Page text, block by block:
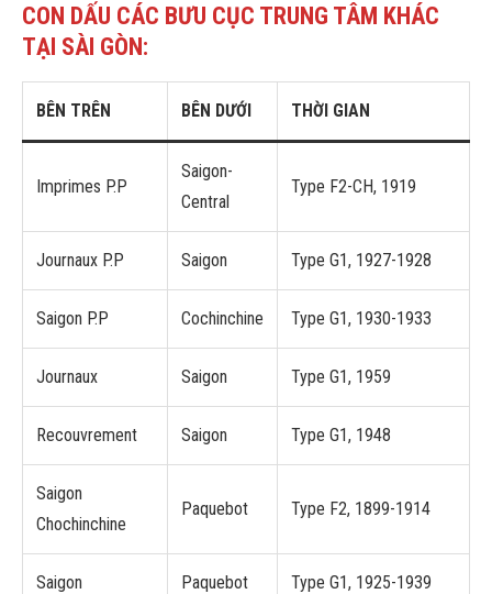
CON DẤU CÁC BƯU CỤC TRUNG TÂM KHÁC
TẠI SÀI GÒN:
BÊN TRÊN BÊN DƯỚI THỜI GIAN
Imprimes P.P
Saigon-
Central
Type F2-CH, 1919
Journaux P.P Saigon Type G1, 1927-1928
Saigon P.P Cochinchine Type G1, 1930-1933
Journaux Saigon Type G1, 1959
Recouvrement Saigon Type G1, 1948
Saigon
Chochinchine
Paquebot Type F2, 1899-1914
Saigon Paquebot Type G1, 1925-1939